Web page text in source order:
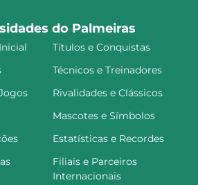
do Palmeiras
Títulos e Conquistas
Técnicos e Treinadores
Rivalidades e Clássicos
Mascotes e Símbolos
Estatísticas e Recordes
Filiais e Parceiros
Internacionais